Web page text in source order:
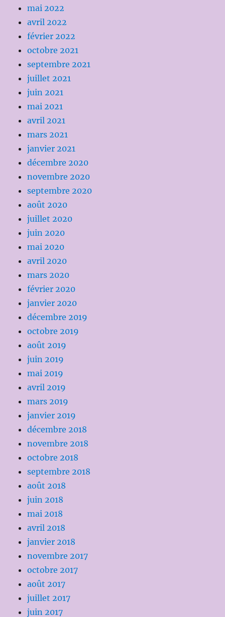
mai 2022
avril 2022
février 2022
octobre 2021
septembre 2021
juillet 2021
juin 2021
mai 2021
avril 2021
mars 2021
janvier 2021
décembre 2020
novembre 2020
septembre 2020
août 2020
juillet 2020
juin 2020
mai 2020
avril 2020
mars 2020
février 2020
janvier 2020
décembre 2019
octobre 2019
août 2019
juin 2019
mai 2019
avril 2019
mars 2019
janvier 2019
décembre 2018
novembre 2018
octobre 2018
septembre 2018
août 2018
juin 2018
mai 2018
avril 2018
janvier 2018
novembre 2017
octobre 2017
août 2017
juillet 2017
juin 2017